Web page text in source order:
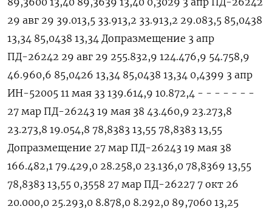
29 авг 29 39.013,5 33.913,2 33.913,2 29.083,5 85,0438
13,34 85,0438 13,34 Допразмещение 3 апр
ПД-26242 29 авг 29 255.832,9 124.476,9 54.758,9
46.960,6 85,0426 13,34 85,0438 13,34 0,4399 3 апр
ИН-52005 11 мая 33 139.614,9 10.872,4 - - - - - - -
27 мар ПД-26243 19 мая 38 43.460,9 23.273,8
23.273,8 19.054,8 78,8383 13,55 78,8383 13,55
Допразмещение 27 мар ПД-26243 19 мая 38
166.482,1 79.429,0 28.258,0 23.136,0 78,8369 13,55
78,8383 13,55 0,3558 27 мар ПД-26227 7 окт 26
20.000,0 25.293,0 8.878,0 8.292,0 89,7060 13,25